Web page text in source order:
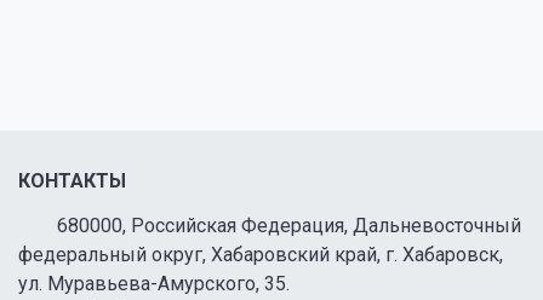
КОНТАКТЫ
680000, Российская Федерация, Дальневосточный
федеральный округ, Хабаровский край, г. Хабаровск,
ул. Муравьева-Амурского, 35.